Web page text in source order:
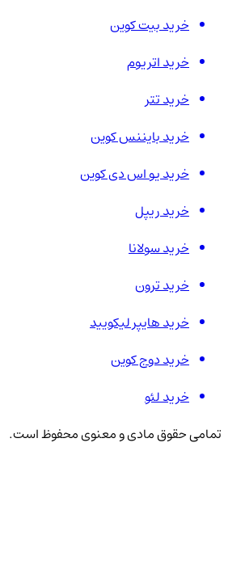
خرید بیت کوین
خرید اتریوم
خرید تتر
خرید بایننس کوین
خرید یو اس دی کوین
خرید ریپل
خرید سولانا
خرید ترون
خرید هایپر لیکویید
خرید دوج کوین
خرید لئو
تمامی حقوق مادی و معنوی محفوظ است.